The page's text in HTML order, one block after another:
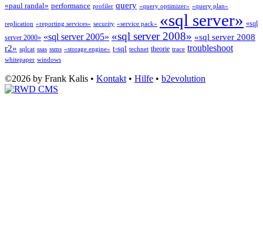
«paul randal» performance profiler query «query optimizer» «query plan»
replication «reporting services» security «service pack» «sql server» «sql
server 2000» «sql server 2005» «sql server 2008» «sql server 2008
r2» sqlcat ssas ssms «storage engine» t-sql technet theorie trace troubleshoot
whitepaper windows
©2026 by Frank Kalis • Kontakt • Hilfe • b2evolution